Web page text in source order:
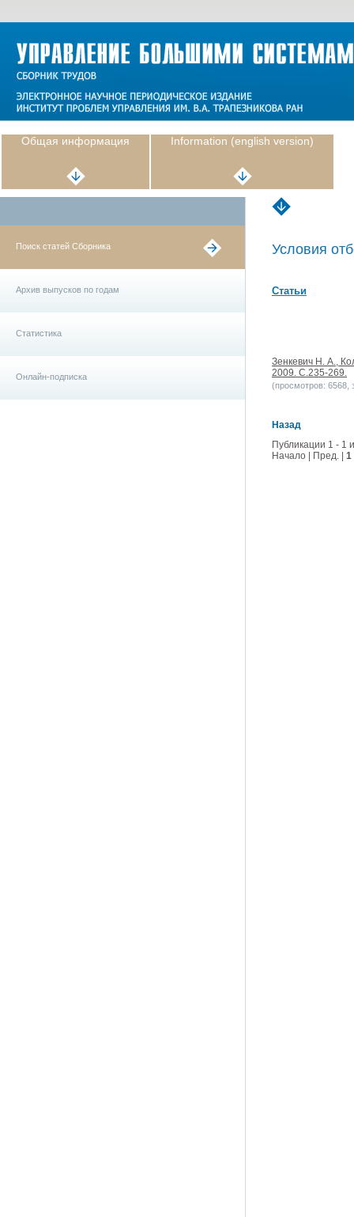
Общая информация Information (english version)
Поиск статей Сборника
Архив выпусков по годам
Статистика
Онлайн-подписка
Условия
Статьи
Зенкевич Н. А.,
2009. С.235-269.
(просмотров: 6568,
Назад
Публикации 1 - 1
Начало | Пред. | 1